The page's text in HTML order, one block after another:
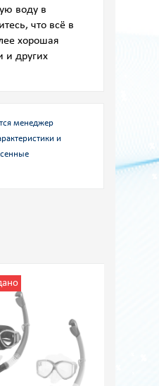
воду в
что всё в
хорошая
и других
менеджер
и